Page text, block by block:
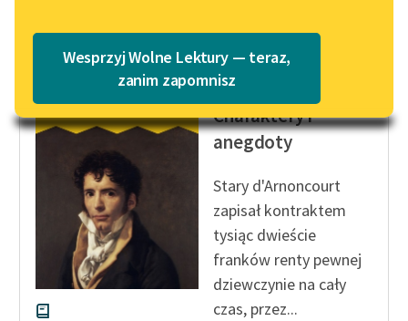
Lektury szkolne i klasyka
literatury do słuchania dla
uczennic i uczniów z
E-kolekcja lektur
szkolnych i literatury do
słuchania dla uczennic i
uczniów z
niepełnosprawnościami
Feministyczne inspiracje.
Katalog w formacie PDF
Wesprzyj Wolne Lektury — teraz,
zanim zapomnisz
Sébastien-Roch Nicolas de
Chamfort
Charaktery i
anegdoty
Stary d'Arnoncourt
zapisał kontraktem
tysiąc dwieście
franków renty pewnej
dziewczynie na cały
czas, przez...